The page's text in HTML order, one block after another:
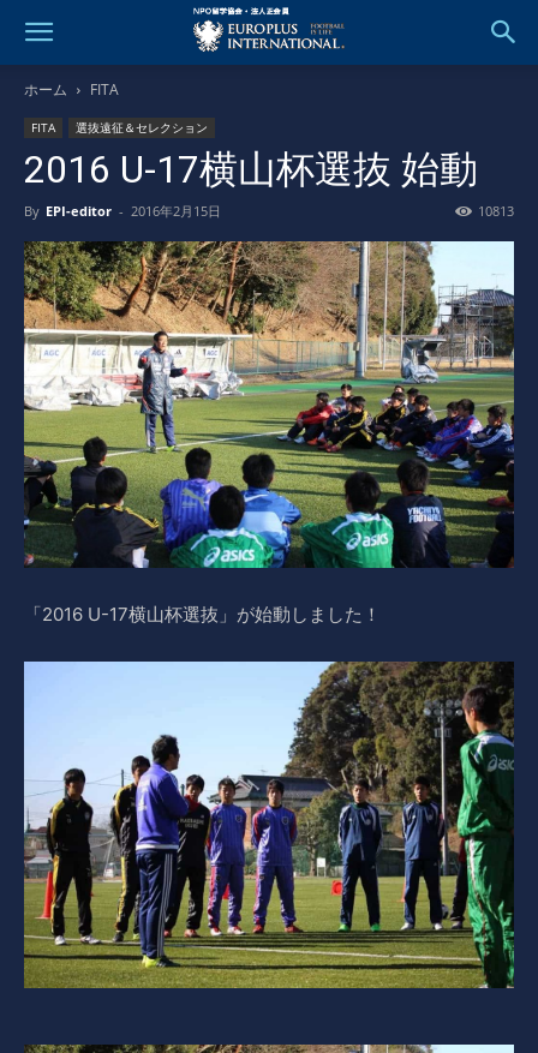
ホーム FITA
FITA 選抜遠征＆セレクション
2016 U-17横山杯選抜 始動
By EPI-editor - 2016年2月15日 10813
「2016 U-17横山杯選抜」が始動しました！